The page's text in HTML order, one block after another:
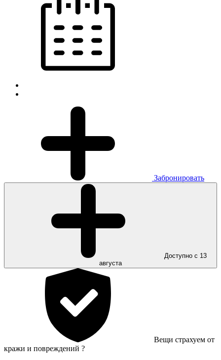
Забронировать
Доступно с 13
августа
Вещи страхуем от
кражи и повреждений ?